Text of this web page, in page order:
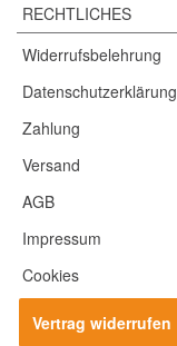
RECHTLICHES
Widerrufsbelehrung
Datenschutzerklärung
Zahlung
Versand
AGB
Impressum
Cookies
Vertrag widerrufen